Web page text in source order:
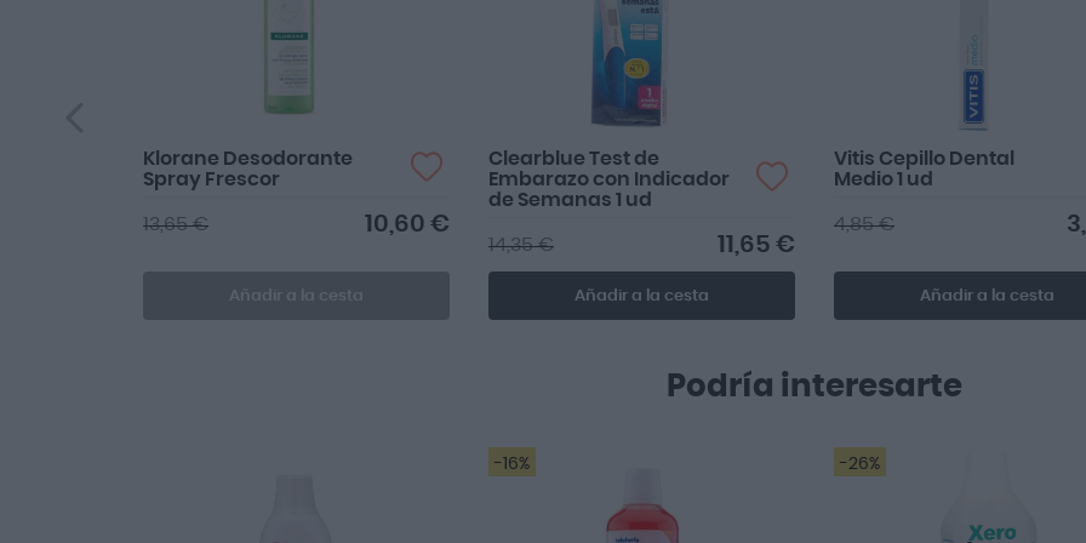
Klorane Desodorante
Spray Frescor
10,60 €
13,65 €
Añadir a la cesta
Clearblue Test de
Embarazo con Indicador
de Semanas 1 ud
11,65 €
14,35 €
Añadir a la cesta
Vitis Cepillo Dental
Medio 1 ud
4,85 €
Añadir a la cesta
Podría interesarte
-16% -26%